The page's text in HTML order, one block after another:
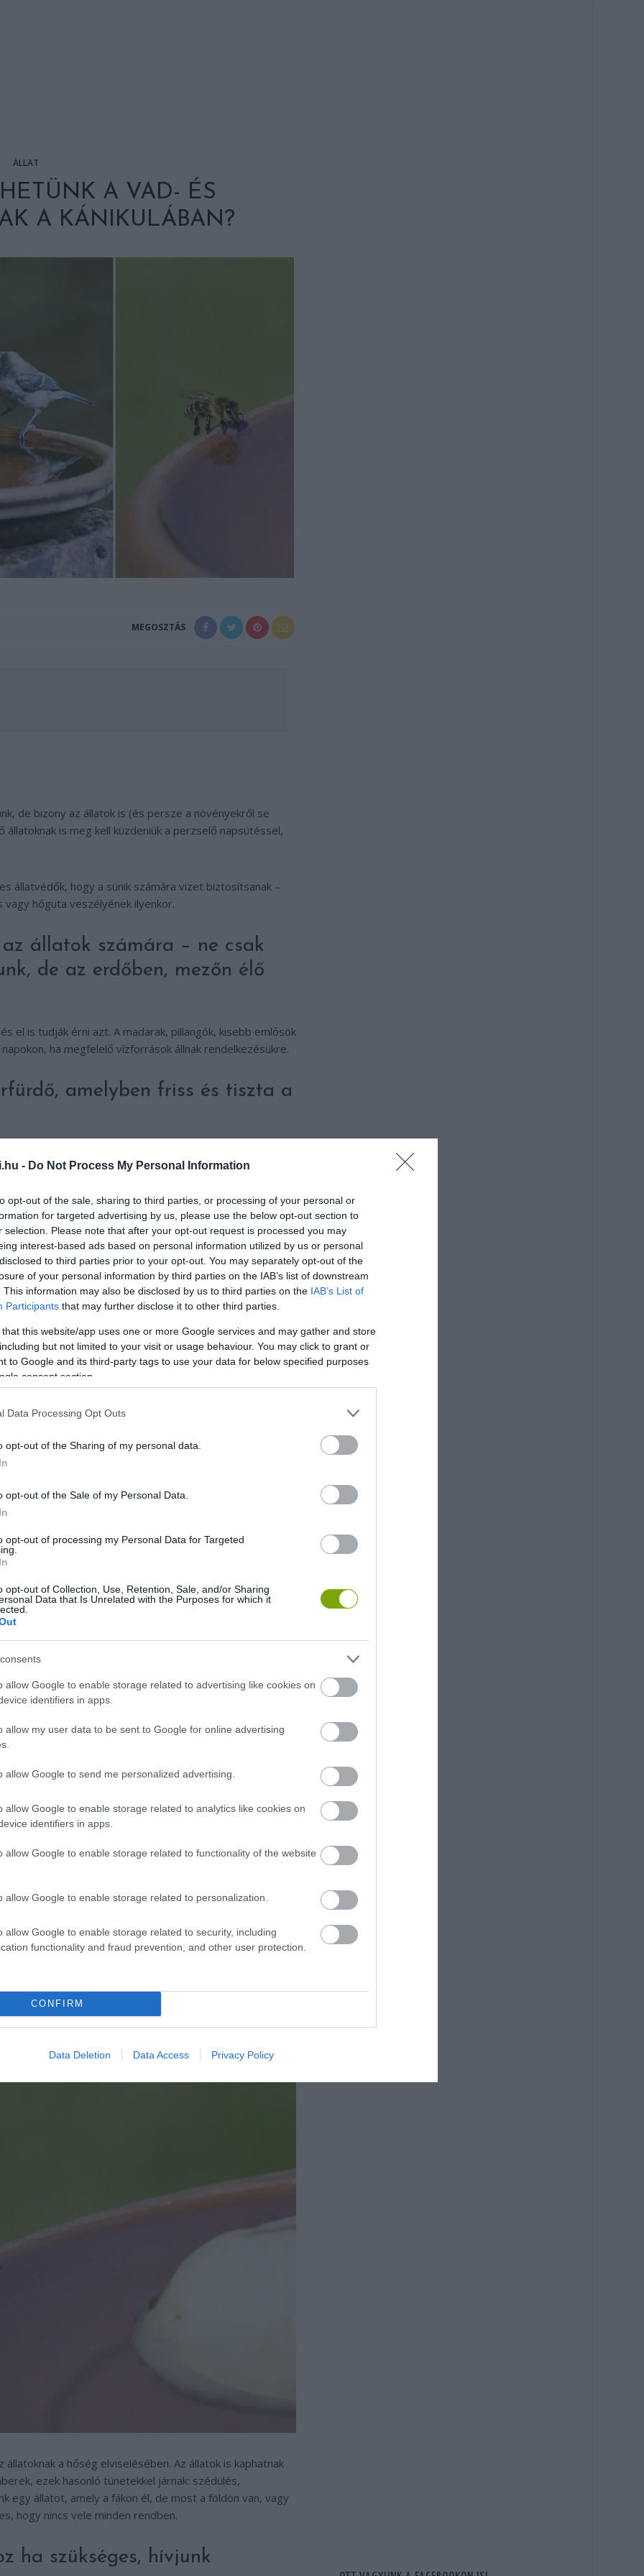
- Do Not Process My Personal Information
opt-out of the sale, sharing to third parties, or processing of your personal or
for targeted advertising by us, please use the below opt-out section to
selection. Please note that after your opt-out request is processed you may
interest-based ads based on personal information utilized by us or personal
to third parties prior to your opt-out. You may separately opt-out of the
of your personal information by third parties on the IAB’s list of downstream
This information may also be disclosed by us to third parties on the IAB’s List of
Participants that may further disclose it to other third parties.
that this website/app uses one or more Google services and may gather and store
but not limited to your visit or usage behaviour. You may click to grant or
to Google and its third-party tags to use your data for below specified purposes
consent section.
Data Processing Opt Outs
opt-out of the Sharing of my personal data.
opt-out of the Sale of my Personal Data.
opt-out of processing my Personal Data for Targeted
opt-out of Collection, Use, Retention, Sale, and/or Sharing
Data that Is Unrelated with the Purposes for which it
allow Google to enable storage related to advertising like cookies on
identifiers in apps.
allow my user data to be sent to Google for online advertising
allow Google to send me personalized advertising.
allow Google to enable storage related to analytics like cookies on
identifiers in apps.
allow Google to enable storage related to functionality of the website
allow Google to enable storage related to personalization.
allow Google to enable storage related to security, including
functionality and fraud prevention, and other user protection.
CONFIRM
Data Deletion Data Access Privacy Policy
ÁLLAT
A VAD- ÉS
A KÁNIKULÁBAN?
MEGOSZTÁS
de bizony az állatok is (és persze a növényekről se
állatoknak is meg kell küzdeniük a perzselő napsütéssel,
állatvédők, hogy a sünik számára vizet biztosítsanak –
vagy hőguta veszélyének ilyenkor.
állatok számára – ne csak
de az erdőben, mezőn élő
el is tudják érni azt. A madarak, pillangók, kisebb emlősök
ha megfelelő vízforrások állnak rendelkezésükre.
amelyben friss és tiszta a
kancsót is a fürdő mellé, vagyis bármit, amiből víz tud
fogja a szárnyasokat.
A kisebb élőlényeknek, például a már említett
vizet öntünk, így hozzájutnak a folyadékhoz, ha
lavórba faágat vagy követ teszünk, így ki tudnak rá
is tegyünk ki a vadon élő
lebeszélnek erről.
szerint nincs szükség
részt is kialakítani, ahol az állatok egy része árnyékhoz,
az állandóan nedvesen tartott föld hasznos a férgek,
a hőség elviselésében. Az állatok is kaphatnak
ezek hasonló tünetekkel járnak: szédülés,
egy állatot, amely a fákon él, de most a földön van, vagy
hogy nincs vele minden rendben.
ha szükséges, hívjunk